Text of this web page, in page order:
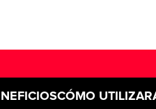
CÓMO UTILIZAR